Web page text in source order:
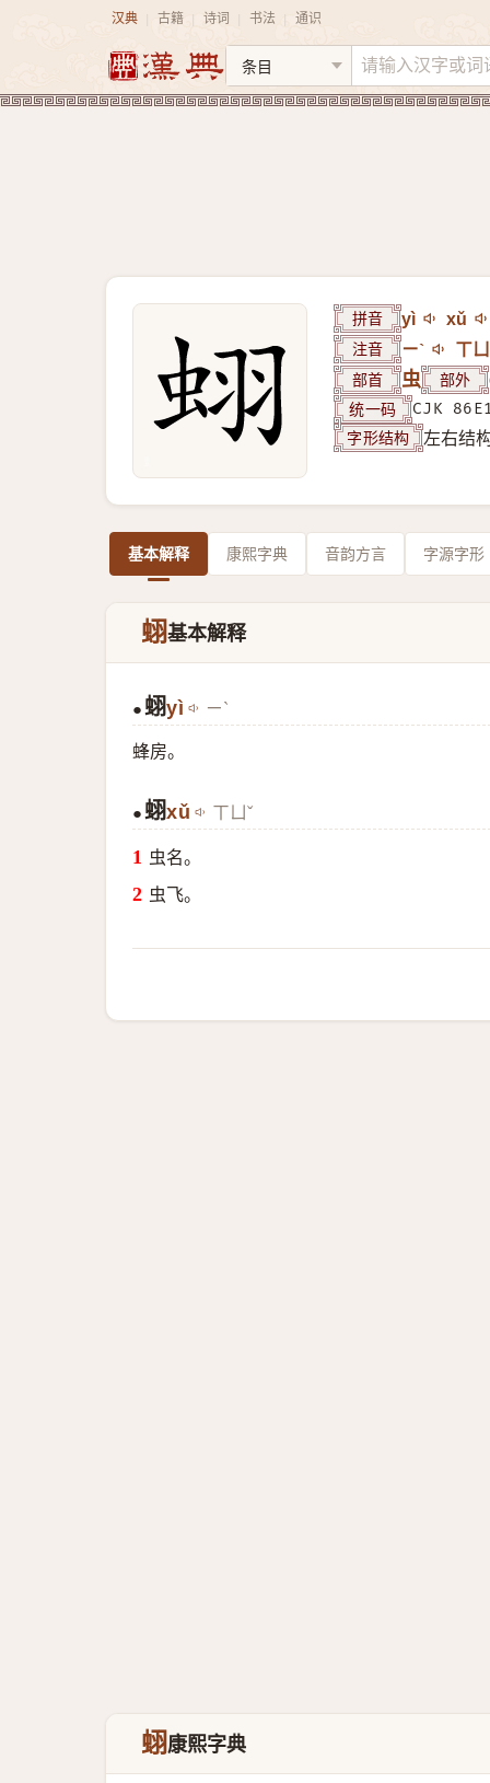
汉典 古籍 诗词 书法 通识
拼音 yì xǔ
注音 ㄧˋ ㄒㄩ
部首 虫 部外
统一码 CJK
字形结构 左右结
基本解释 康熙字典 音韵方言 字源字形
蛡基本解释
● 蛡yì ㄧˋ
蜂房。
● 蛡xǔ ㄒㄩˇ
虫名。
虫飞。
蛡康熙字典